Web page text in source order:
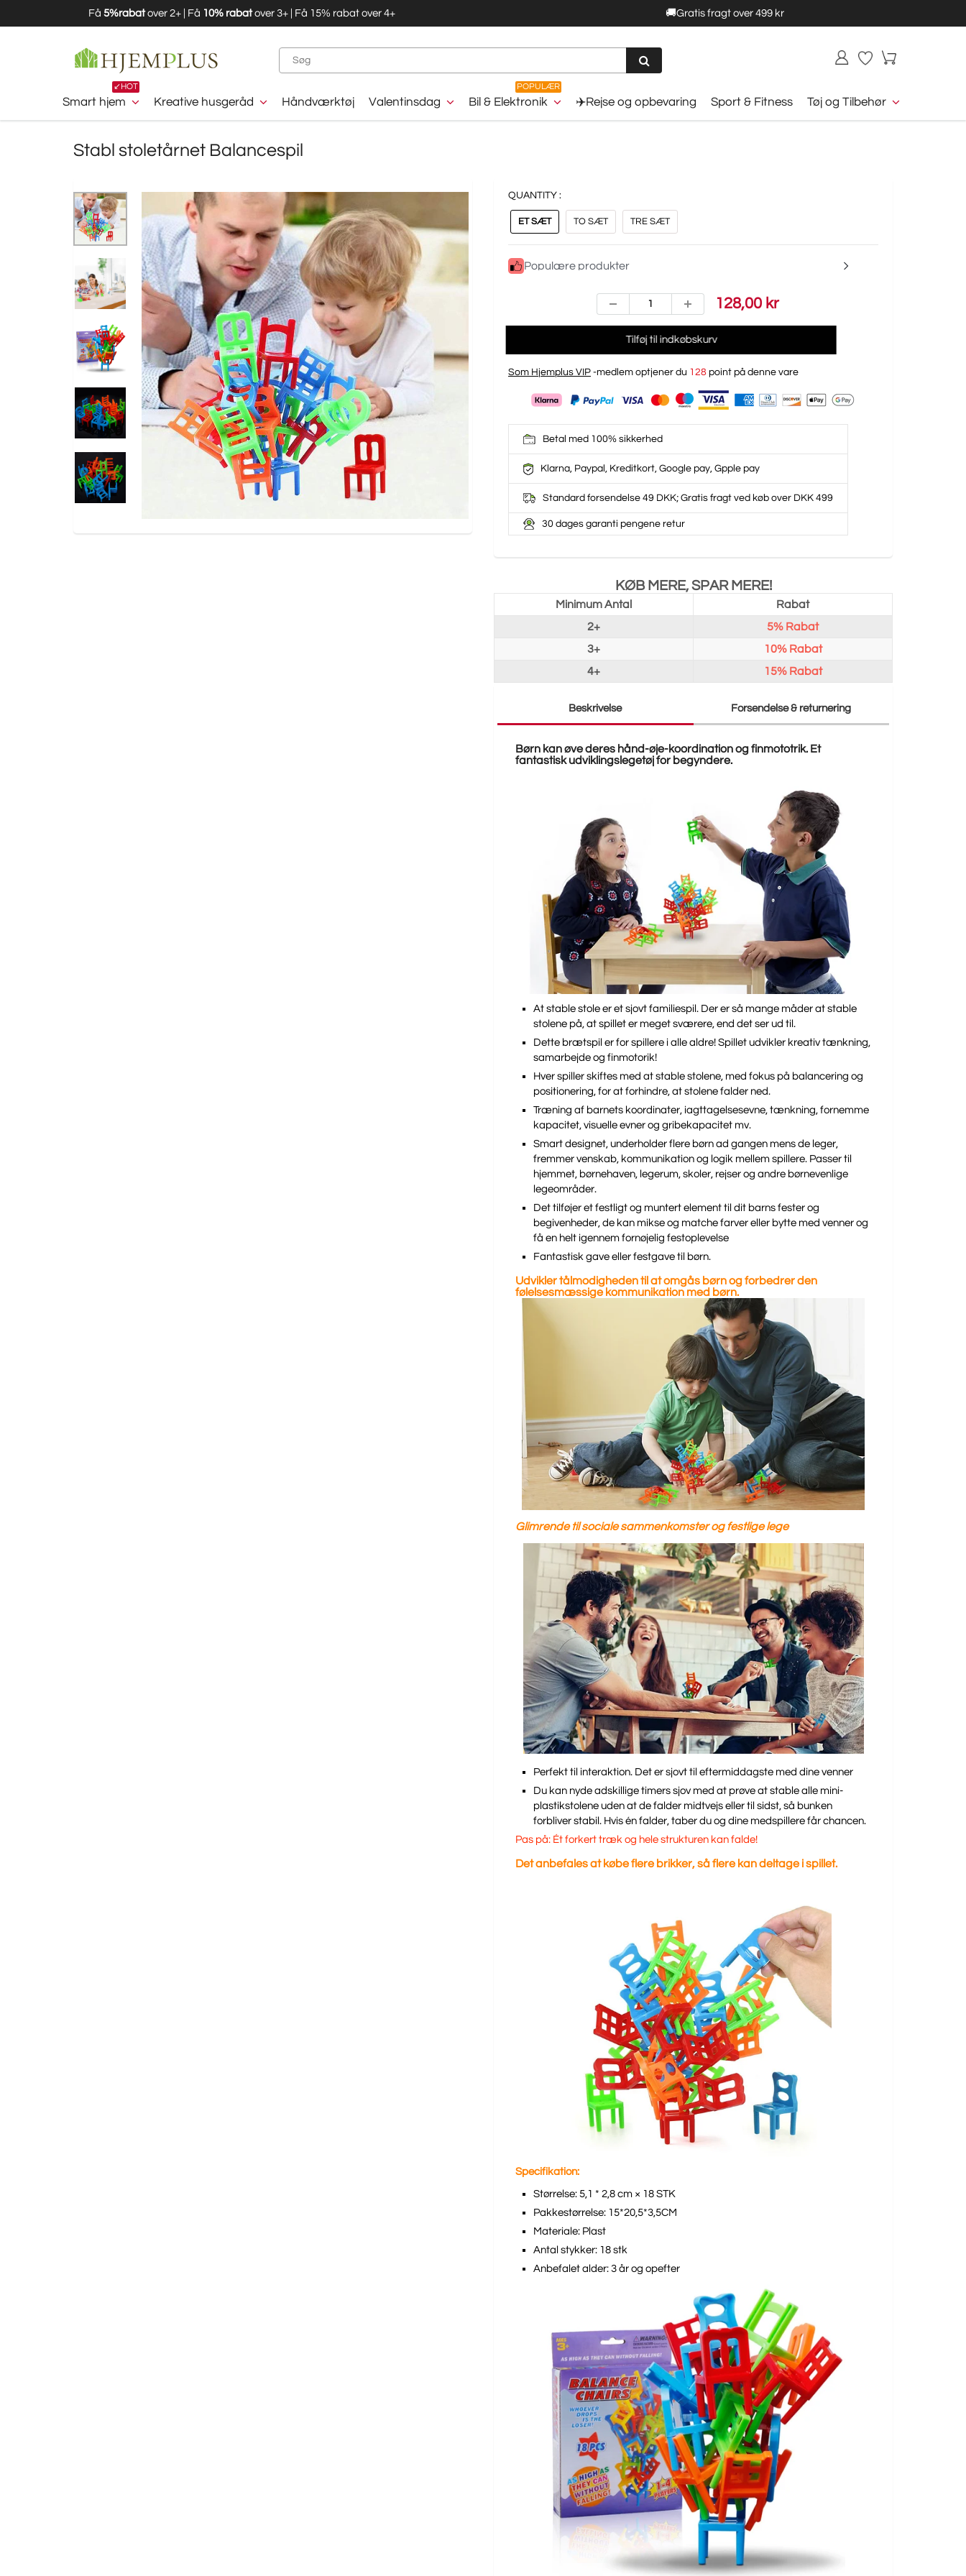
Få 5%rabatover 2+ | Få 10% rabatover 3+ | Få 15% rabat over 4+ 🚚Gratis fragt over 499 kr
Smart hjem
↙️HOT
Kreative husgeråd Håndværktøj Valentinsdag Bil & Elektronik
POPULÆR
✈️Rejse og opbevaring Sport & Fitness Tøj og Tilbehør
Stabl stoletårnet Balancespil
QUANTITY :
ET SÆT TO SÆT TRE SÆT
Populære produkter
128,00 kr
Tilføj til indkøbskurv
Som Hjemplus VIP -medlem optjener du 128 point på denne vare
Betal med 100% sikkerhed
Klarna, Paypal, Kreditkort, Google pay, Gpple pay
Standard forsendelse 49 DKK; Gratis fragt ved køb over DKK 499
30 dages garanti pengene retur
KØB MERE, SPAR MERE!
Minimum Antal
Rabat
2+
5% Rabat
3+
10% Rabat
4+
15% Rabat
Beskrivelse Forsendelse & returnering
Børn kan øve deres hånd-øje-koordination og finmototrik. Et
fantastisk udviklingslegetøj for begyndere.
At stable stole er et sjovt familiespil. Der er så mange måder at stable
stolene på, at spillet er meget sværere, end det ser ud til.
Dette brætspil er for spillere i alle aldre! Spillet udvikler kreativ tænkning,
samarbejde og finmotorik!
Hver spiller skiftes med at stable stolene, med fokus på balancering og
positionering, for at forhindre, at stolene falder ned.
Træning af barnets koordinater, iagttagelsesevne, tænkning, fornemme
kapacitet, visuelle evner og gribekapacitet mv.
Smart designet, underholder flere børn ad gangen mens de leger,
fremmer venskab, kommunikation og logik mellem spillere. Passer til
hjemmet, børnehaven, legerum, skoler, rejser og andre børnevenlige
legeområder.
Det tilføjer et festligt og muntert element til dit barns fester og
begivenheder, de kan mikse og matche farver eller bytte med venner og
få en helt igennem fornøjelig festoplevelse
Fantastisk gave eller festgave til børn.
Udvikler tålmodigheden til at omgås børn og forbedrer den
følelsesmæssige kommunikation med børn.
Glimrende til sociale sammenkomster og festlige lege
Perfekt til interaktion. Det er sjovt til eftermiddagste med dine venner
Du kan nyde adskillige timers sjov med at prøve at stable alle mini-
plastikstolene uden at de falder midtvejs eller til sidst, så bunken
forbliver stabil. Hvis én falder, taber du og dine medspillere får chancen.
Pas på: Ét forkert træk og hele strukturen kan falde!
Det anbefales at købe flere brikker, så flere kan deltage i spillet.
Specifikation:
Størrelse: 5,1 * 2,8 cm × 18 STK
Pakkestørrelse: 15*20,5*3,5CM
Materiale: Plast
Antal stykker: 18 stk
Anbefalet alder: 3 år og opefter